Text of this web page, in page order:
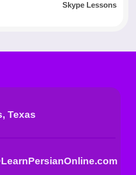
Skype Lessons
Texas